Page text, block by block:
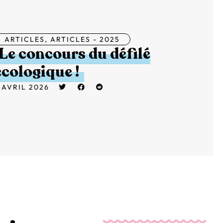
ARTICLES, ARTICLES - 2025
concours du défilé
!
2026